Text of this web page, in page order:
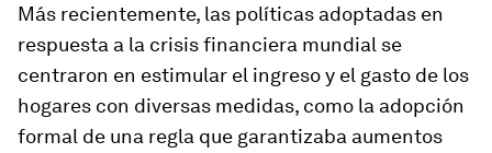
Más recientemente, las políticas adoptadas en
respuesta a la crisis financiera mundial se
centraron en estimular el ingreso y el gasto de los
hogares con diversas medidas, como la adopción
formal de una regla que garantizaba aumentos